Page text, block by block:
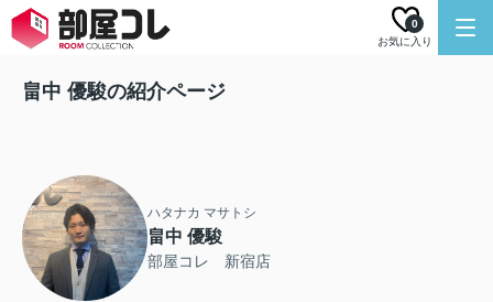
お気に入り
0
畠中 優駿の紹介ページ
ハタナカ マサトシ
畠中 優駿
部屋コレ 新宿店